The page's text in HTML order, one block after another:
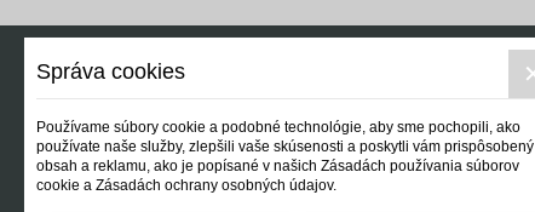
Správa cookies
Používame súbory cookie a podobné technológie, aby sme pochopili, ako
používate naše služby, zlepšili vaše skúsenosti a poskytli vám prispôsobený
obsah a reklamu, ako je popísané v našich Zásadách používania súborov
cookie a Zásadách ochrany osobných údajov.